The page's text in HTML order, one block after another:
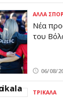
ΆΛΛΑ ΣΠΟΡ
Νέα
του
06/08/
ΤΡΊΚΑΛΑ